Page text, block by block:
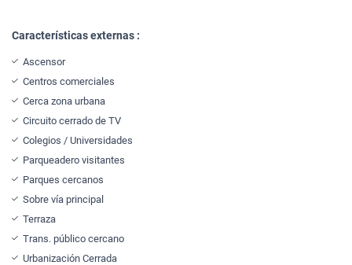
Características externas :
Ascensor
Centros comerciales
Cerca zona urbana
Circuito cerrado de TV
Colegios / Universidades
Parqueadero visitantes
Parques cercanos
Sobre vía principal
Terraza
Trans. público cercano
Urbanización Cerrada